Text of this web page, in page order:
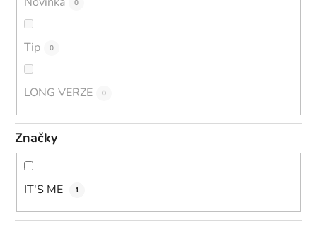
0
Tip 0
LONG VERZE 0
Značky
IT'S ME 1